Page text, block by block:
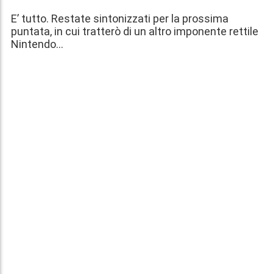
E’ tutto. Restate sintonizzati per la prossima
puntata, in cui tratterò di un altro imponente rettile
Nintendo…